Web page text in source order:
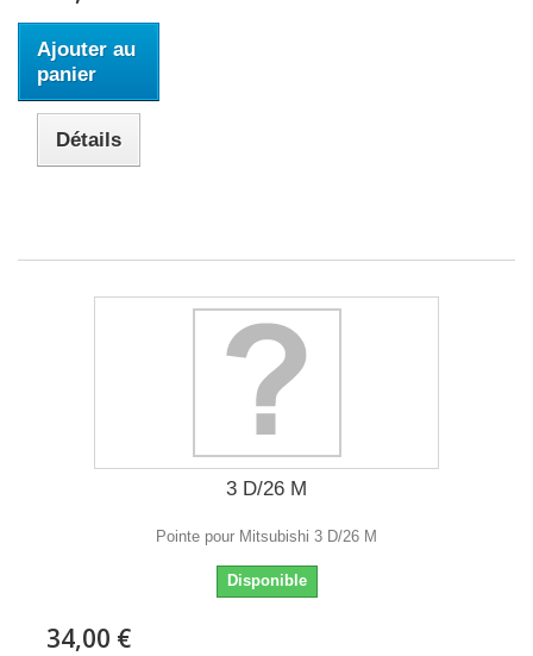
Ajouter au
panier
Détails
3 D/26 M
Pointe pour Mitsubishi 3 D/26 M
Disponible
34,00 €